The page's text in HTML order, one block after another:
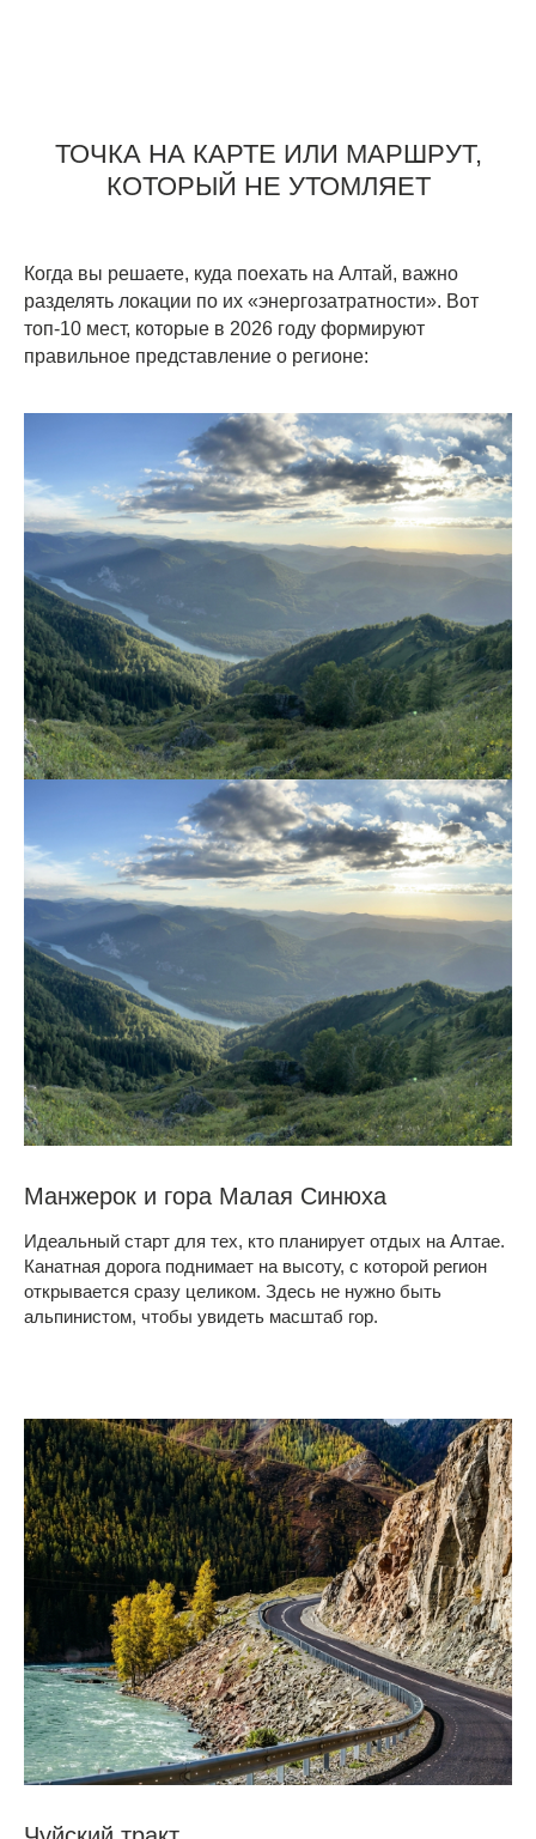
ТОЧКА НА КАРТЕ ИЛИ МАРШРУТ,
КОТОРЫЙ НЕ УТОМЛЯЕТ
Когда вы решаете, куда поехать на Алтай, важно
разделять локации по их «энергозатратности». Вот
топ-10 мест, которые в 2026 году формируют
правильное представление о регионе:
Манжерок и гора Малая Синюха
Идеальный старт для тех, кто планирует отдых на Алтае.
Канатная дорога поднимает на высоту, с которой регион
открывается сразу целиком. Здесь не нужно быть
альпинистом, чтобы увидеть масштаб гор.